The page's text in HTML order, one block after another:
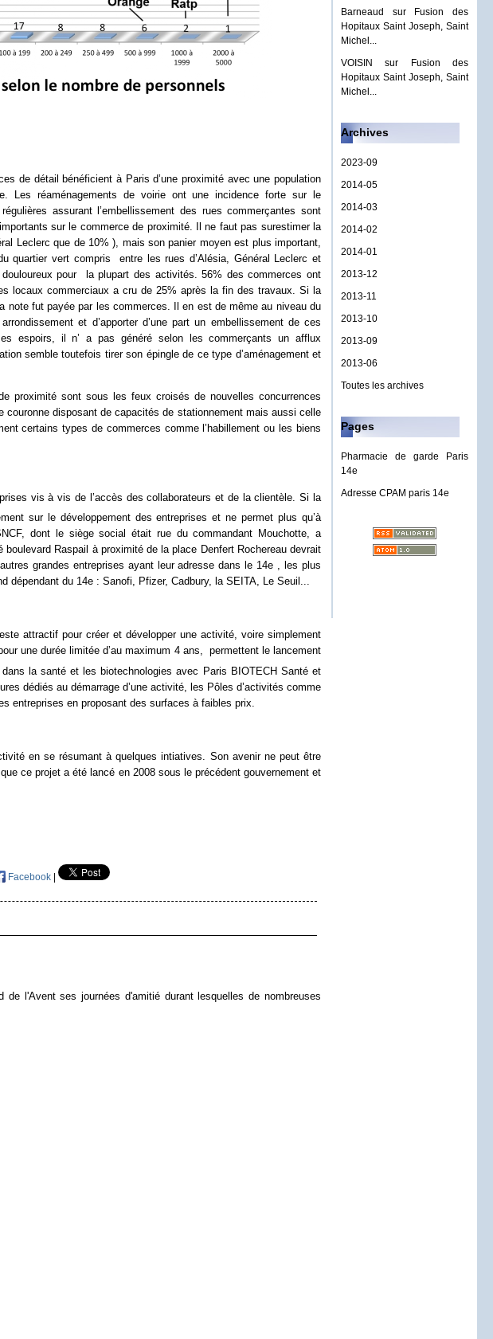
Barneaud
sur
Fusion des
Hopitaux Saint Joseph, Saint
Michel...
VOISIN
sur
Fusion des
Hopitaux Saint Joseph, Saint
Michel...
Archives
2023-09
2014-05
2014-03
2014-02
2014-01
2013-12
2013-11
2013-10
2013-09
2013-06
Toutes les archives
Pages
Pharmacie de garde Paris
14e
Adresse CPAM paris 14e
de détail bénéficient à Paris d’une proximité avec une population
Les réaménagements de voirie ont une incidence forte sur le
assurant l’embellissement des rues commerçantes sont
sur le commerce de proximité. Il ne faut pas surestimer la
Leclerc que de 10% ), mais son panier moyen est plus important,
quartier vert compris
entre les rues d’Alésia, Général Leclerc et
pour
la plupart des activités. 56% des commerces ont
locaux commerciaux a cru de 25% après la fin des travaux. Si la
fut payée par les commerces. Il en est de même au niveau du
et d’apporter d’une part un embellissement de ces
espoirs, il n’ a pas généré selon les commerçants un afflux
semble toutefois tirer son épingle de ce type d’aménagement et
proximité sont sous les feux croisés de nouvelles concurrences
disposant de capacités de stationnement mais aussi celle
certains types de commerces comme l’habillement ou les biens
vis à vis de l’accès des collaborateurs et de la clientèle. Si la
sur le développement des entreprises et ne permet plus qu’à
dont le siège social était rue du commandant Mouchotte, a
Raspail à proximité de la place Denfert Rochereau devrait
grandes entreprises ayant leur adresse dans le 14e , les plus
du 14e : Sanofi, Pfizer, Cadbury, la SEITA, Le Seuil...
attractif pour créer et développer une activité, voire simplement
une durée limitée d’au maximum 4 ans, permettent le lancement
la santé et les biotechnologies avec Paris BIOTECH Santé et
dédiés au démarrage d’une activité, les Pôles d’activités comme
entreprises en proposant des surfaces à faibles prix.
en se résumant à quelques intiatives. Son avenir ne peut être
ce projet a été lancé en 2008 sous le précédent gouvernement et
Facebook |
l'Avent ses journées d'amitié durant lesquelles de nombreuses